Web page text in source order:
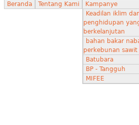
Beranda Tentang Kami
Kampanye
Keadilan iklim
penghidupan
berkelanjutan
bahan bakar
perkebunan sawit
Batubara
BP - Tangguh
MIFEE